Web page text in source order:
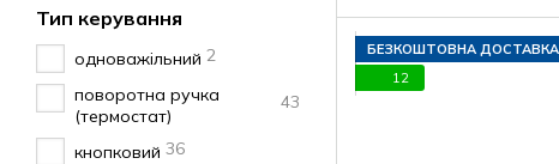
БЕЗКОШТОВНА ДОСТАВКА
12
Тип керування
одноважільний 2
поворотна ручка
(термостат)
43
кнопковий 36